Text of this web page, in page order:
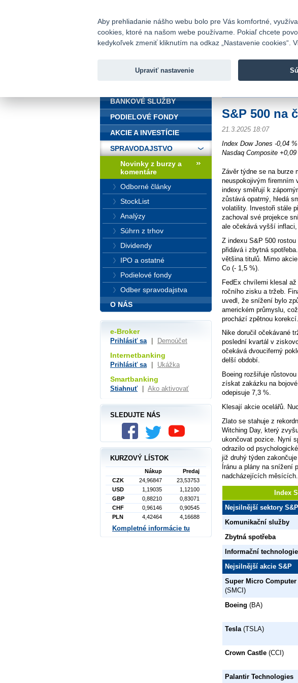
Fio banka
Fio
S&P 500 na
21.3.2025 18:07
Index Dow Jones -0,04
Nasdaq Composite +0,09
Závěr týdne se na burze
neuspokojivým firemním
indexy směřují k
zůstává opatrný, hledá
volatility. Investoři stále
zachoval své projekce
ale očekává vyšší
Z indexu S&P 500
přidává i zbytná
většina titulů. Mimo
Co (- 1,5 %).
FedEx chvílemi klesal
ročního zisku a tržeb.
uvedl, že snížení bylo
americkém průmyslu,
prochází zpětnou korekcí.
Nike doručil očekávané
poslední kvartál v
očekává dvouciferný
delší období.
Boeing rozšiřuje
získat zakázku na
odepisuje 7,3 %.
Klesají akcie ocelářů.
Zlato se stahuje z
Witching Day, který
ukončovat pozice. Nyní
odrazilo od
již druhý týden
Íránu a plány na snížení
nadcházejících měsících.
Index
Nejsilnější sektory S&P
Komunikační služby
Zbytná spotřeba
Informační technologie
Nejsilnější akcie S&P
Super Micro Computer
(SMCI)
Boeing (BA)
Tesla(TSLA)
Crown Castle (CCI)
Palantir Technologies
BANKOVÉ SLUŽBY
PODIELOVÉ FONDY
AKCIE A INVESTÍCIE
SPRAVODAJSTVO
Novinky z burzy a
komentáre
Odborné články
StockList
Analýzy
Súhrn z trhov
Dividendy
IPO a ostatné
Podielové fondy
Odber spravodajstva
O NÁS
e-Broker
Prihlásiť sa Demoúčet
Internetbanking
Prihlásiť sa Ukážka
Smartbanking
Stiahnuť Ako aktivovať
SLEDUJTE NÁS
KURZOVÝ LÍSTOK
Nákup
Predaj
CZK
24,96847
23,53753
USD
1,19035
1,12100
GBP
0,88210
0,83071
CHF
0,96146
0,90545
PLN
4,42464 4,16688
Kompletné informácie tu
Aby prehliadanie nášho webu bolo pre Vás komfortné,
cookies, ktoré na našom webe používame. Pokiaľ chcete
kedykoľvek zmeniť kliknutím na odkaz „Nastavenie cookies“.
Upraviť nastavenie